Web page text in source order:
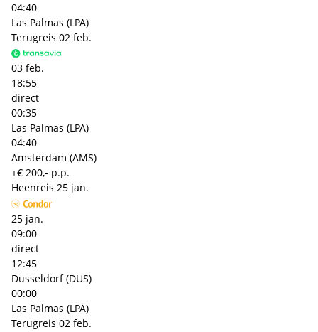
04:40
Las Palmas (LPA)
Terugreis 02 feb.
03 feb.
18:55
direct
00:35
Las Palmas (LPA)
04:40
Amsterdam (AMS)
+€ 200,- p.p.
Heenreis 25 jan.
25 jan.
09:00
direct
12:45
Dusseldorf (DUS)
00:00
Las Palmas (LPA)
Terugreis 02 feb.